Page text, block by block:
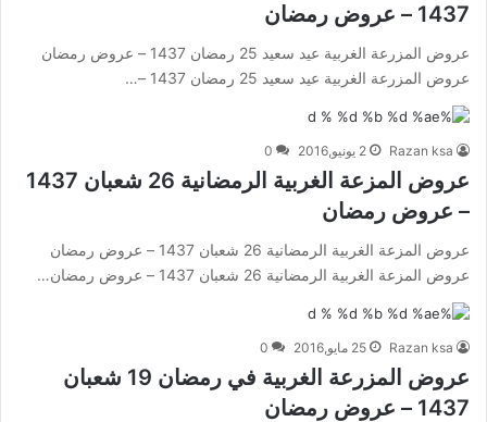
1437 – عروض رمضان
عروض المزرعة الغربية عيد سعيد 25 رمضان 1437 – عروض رمضان
عروض المزرعة الغربية عيد سعيد 25 رمضان 1437 –…
Razan ksa 2 يونيو,2016 0
عروض المزعة الغربية الرمضانية 26 شعبان 1437
– عروض رمضان
عروض المزعة الغربية الرمضانية 26 شعبان 1437 – عروض رمضان
عروض المزعة الغربية الرمضانية 26 شعبان 1437 – عروض رمضان…
Razan ksa 25 مايو,2016 0
عروض المزرعة الغربية في رمضان 19 شعبان
1437 – عروض رمضان